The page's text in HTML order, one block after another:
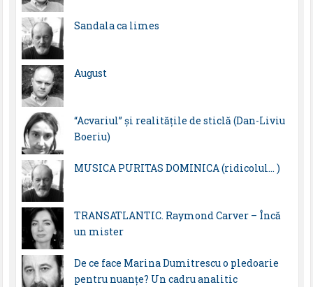
Sandala ca limes
August
“Acvariul” și realitățile de sticlă (Dan-Liviu
Boeriu)
MUSICA PURITAS DOMINICA (ridicolul… )
TRANSATLANTIC. Raymond Carver – Încă
un mister
De ce face Marina Dumitrescu o pledoarie
pentru nuanțe? Un cadru analitic